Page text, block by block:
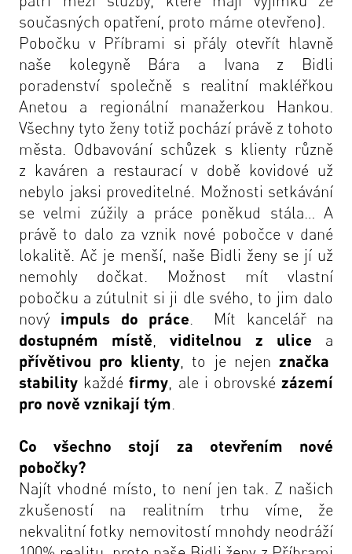
současných opatření, proto máme otevřeno).
Pobočku v Příbrami si přály otevřít hlavně
naše kolegyně Bára a Ivana z Bidli
poradenství společně s realitní makléřkou
Anetou a regionální manažerkou Hankou.
Všechny tyto ženy totiž pochází právě z tohoto
města. Odbavování schůzek s klienty různě
z kaváren a restaurací v době kovidové už
nebylo jaksi proveditelné. Možnosti setkávání
se velmi zúžily a práce poněkud stála… A
právě to dalo za vznik nové pobočce v dané
lokalitě. Ač je menší, naše Bidli ženy se jí už
nemohly dočkat. Možnost mít vlastní
pobočku a zútulnit si ji dle svého, to jim dalo
nový impuls do práce. Mít kancelář na
dostupném místě,viditelnou z ulice a
přívětivou pro klienty, to je nejen značka
stability každé firmy, ale i obrovskézázemí
pro nově vznikají tým.
Co všechno stojí za otevřením nové
pobočky?
Najít vhodné místo, to není jen tak. Z našich
zkušeností na realitním trhu víme, že
nekvalitní fotky nemovitostí mnohdy neodráží